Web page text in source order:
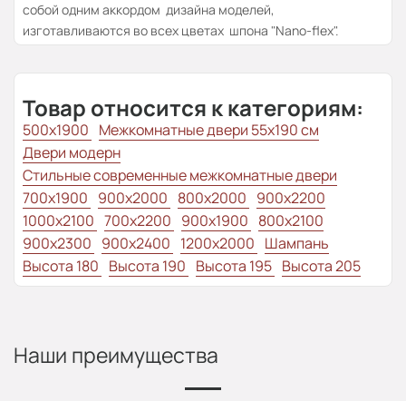
собой одним аккордом дизайна моделей,
изготавливаются во всех цветах шпона "Nano-flex".
Товар относится к категориям:
500x1900 Межкомнатные двери 55х190 см
Двери модерн
Стильные современные межкомнатные двери
700x1900 900x2000 800x2000 900x2200
1000x2100 700x2200 900x1900 800x2100
900x2300 900x2400 1200x2000 Шампань
Высота 180 Высота 190 Высота 195 Высота 205
Наши преимущества